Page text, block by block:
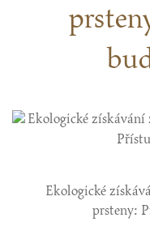
Ekologické
prsteny: